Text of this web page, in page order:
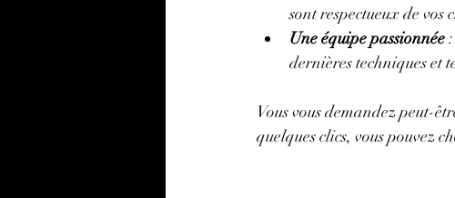
sont respectueux de vos
Une équipe passionnée
dernières techniques et
Vous vous demandez peut-
quelques clics, vous pouvez